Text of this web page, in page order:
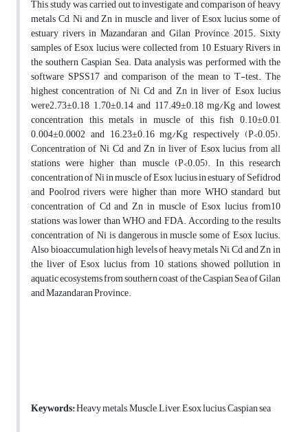
This study was carried out to investigate and comparison of heavy
metals Cd, Ni and Zn in muscle and liver of Esox lucius some of
estuary rivers in Mazandaran and Gilan Province, 2015. Sixty
samples of Esox lucius were collected from 10 Estuary Rivers in
the southern Caspian Sea. Data analysis was performed with the
software SPSS17 and comparison of the mean to T-test. The
highest concentration of Ni, Cd and Zn in liver of Esox lucius
were2.73±0.18, 1.70±0.14 and 117.49±0.18 mg/Kg and lowest
concentration this metals in muscle of this fish 0.10±0.01,
0.004±0.0002 and 16.23±0.16 mg/Kg respectively (P<0.05).
Concentration of Ni, Cd and Zn in liver of Esox lucius from all
stations were higher than muscle (P<0.05). In this research
concentration of Ni in muscle of Esox lucius in estuary of Sefidrod
and Poolrod rivers were higher than more WHO standard, but
concentration of Cd and Zn in muscle of Esox lucius from10
stations was lower than WHO and FDA. According to the results
concentration of Ni is dangerous in muscle some of Esox lucius.
Also bioaccumulation high levels of heavy metals Ni, Cd and Zn in
the liver of Esox lucius from 10 stations, showed pollution in
aquatic ecosystems from southern coast of the Caspian Sea of Gilan
and Mazandaran Province.
Keywords:Heavy metals, Muscle, Liver, Esox lucius, Caspian sea